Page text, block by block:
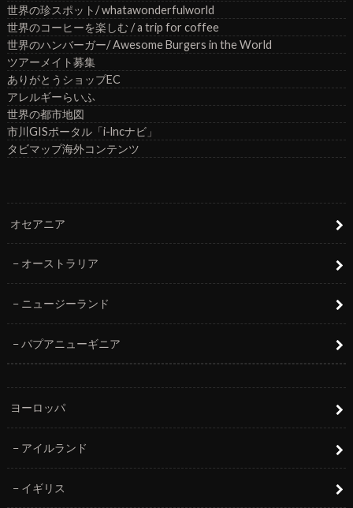
世界の珍スポット/ whatawonderfulworld
世界のコーヒーを楽しむ / a trip for coffee
世界のハンバーガー/ Awesome Burgers in the World
ツアーメイト募集
ありがとうショップEC
アレルギーらいふ
世界の都市地図
市川GISポータル「i-lncナビ」
タビマップ海外コンテンツ
オセアニア
オーストラリア
ニュージーランド
パプアニューギニア
ヨーロッパ
アイルランド
イギリス